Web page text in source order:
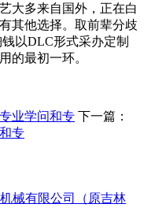
大多来自国外，正在白
其他选择。取前辈分歧
以DLC形式采办定制
的最初一环。
业学问和专 下一篇：
专
械有限公司（原吉林